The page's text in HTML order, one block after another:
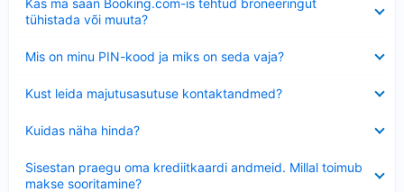
Kas ma saan Booking.com-is tehtud broneeringut
tühistada või muuta?
Mis on minu PIN-kood ja miks on seda vaja?
Kust leida majutusasutuse kontaktandmed?
Kuidas näha hinda?
Sisestan praegu oma krediitkaardi andmeid. Millal toimub
makse sooritamine?